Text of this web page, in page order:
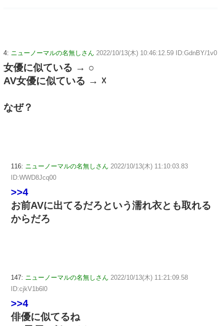
4: ニューノーマルの名無しさん 2022/10/13(木) 10:46:12.59 ID:GdnBY/1v0
女優に似ている → ○
AV女優に似ている → ☓
なぜ？
116: ニューノーマルの名無しさん 2022/10/13(木) 11:10:03.83
ID:WWD8Jcq00
>>4
お前AVに出てるだろという濡れ衣とも取れる
からだろ
147: ニューノーマルの名無しさん 2022/10/13(木) 11:21:09.58
ID:cjkV1b6l0
>>4
俳優に似てるね